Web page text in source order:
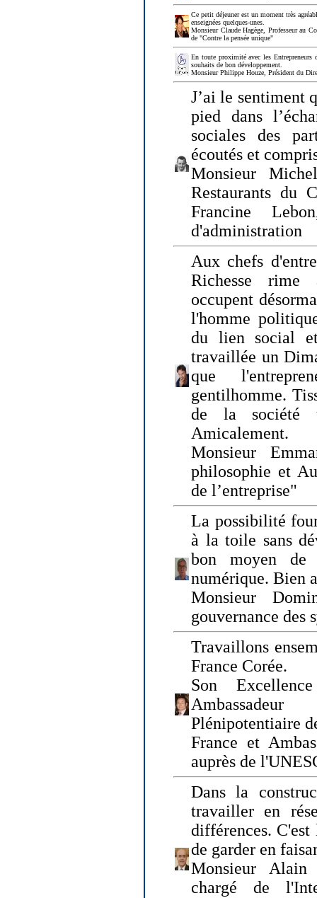
Ce petit déjeuner est un moment très
enseignées quelques-unes.
Monsieur Claude Hagège, Professeur au
de "Contre la pensée unique"
En toute proximité avec les
souhaits de bon développement.
Monsieur Philippe Houze, Président du
J’ai le sentiment
pied dans
sociales des
écoutés et
Monsieur
Restaurants du
Francine
d'administration
Aux chefs
Richesse rime
occupent
l'homme
du lien social
travaillée un
que
gentilhomme.
de la société
Amicalement.
Monsieur
philosophie et
de l’entreprise"
La possibilité
à la toile sans
bon moyen de
numérique. Bien
Monsieur
gouvernance des
Travaillons
France Corée.
Son
Plénipotentiaire
France et
auprès de
Dans la
travailler en
différences.
de garder en
Monsieur Alain
chargé de